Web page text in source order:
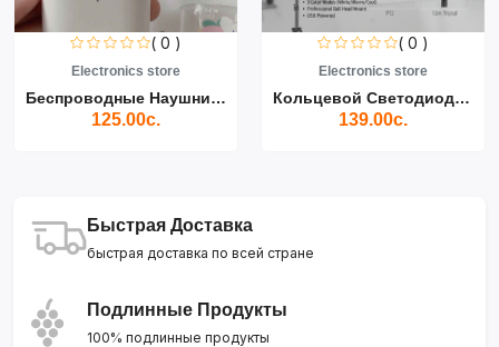
( 0 )
Electronics store
Беспроводные Наушники Air...
125.00с.
( 0 )
Electronics store
Кольцевой Светодиодный Св...
139.00с.
Быстрая Доставка
быстрая доставка по всей стране
Подлинные Продукты
100% подлинные продукты